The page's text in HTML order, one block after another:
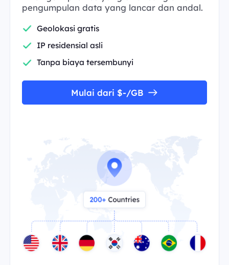
pengumpulan data yang lancar dan andal.
Geolokasi gratis
IP residensial asli
Tanpa biaya tersembunyi
Mulai dari $-/GB